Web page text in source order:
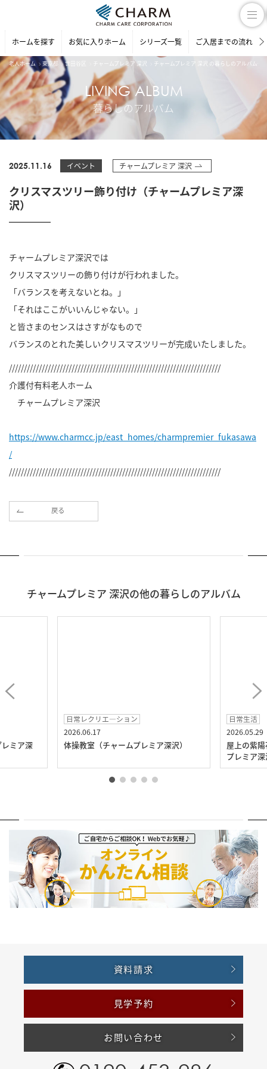
ホームを探す お気に入りホーム シリーズ一覧 ご入居までの流れ
老人ホーム 東京都 世田谷区 チャームプレミア 深沢 チャームプレミア 深沢 の暮らしのアルバム一
LIVING ALBUM
暮らしのアルバム
2025.11.16 イベント チャームプレミア 深沢
クリスマスツリー飾り付け（チャームプレミア深
沢）
チャームプレミア深沢では
クリスマスツリーの飾り付けが行われました。
「バランスを考えないとね。」
「それはここがいいんじゃない。」
と皆さまのセンスはさすがなもので
バランスのとれた美しいクリスマスツリーが完成いたしました。
///////////////////////////////////////////////////////////////////////
介護付有料老人ホーム
チャームプレミア深沢
https://www.charmcc.jp/east_homes/charmpremier_fukasawa
/
///////////////////////////////////////////////////////////////////////
戻る
チャームプレミア 深沢の他の暮らしのアルバム
ミア深
日常レクリエ―ション
2026.06.17
体操教室（チャームプレミア深沢）
日常生活
2026.05.29
屋上の紫
プレミア
資料請求
見学予約
お問い合わせ